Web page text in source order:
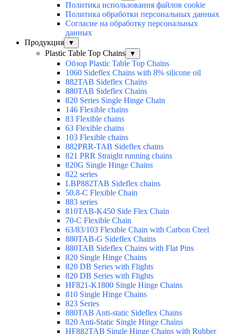
Политика использования файлов cookie
Политика обработки персональных данных
Согласие на обработку персональных
данных
Продукция
▼
Plastic Table Top Chains ▼
Обзор Plastic Table Top Chains
1060 Sideflex Chains with 8% silicone oil
882TAB Sideflex Chains
880TAB Sideflex Chains
820 Series Single Hinge Chain
146 Flexible chains
83 Flexible chains
63 Flexible chains
103 Flexible chains
882PRR-TAB Sideflex chains
821 PRR Straight running chains
820G Single Hinge Chains
822 series
LBP882TAB Sideflex chains
50.8-C Flexible Chain
883 series
810TAB-K450 Side Flex Chain
70-C Flexible Chain
63/83/103 Flexible Chain with Carbon Cteel
880TAB-G Sideflex Chains
880TAB Sideflex Chains with Flat Pins
820 Single Hinge Chains
820 DB Series with Flights
820 DB Series with Flights
HF821-K1800 Single Hinge Chains
810 Single Hinge Chains
823 Series
880TAB Anti-static Sideflex Chains
820 Anti-Static Single Hinge Chains
HF882TAB Single Hinge Chains with Rubber